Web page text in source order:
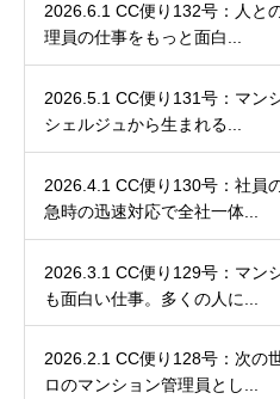
2026.6.1 CC便り132号：人と
理員の仕事をもっと面白...
2026.5.1 CC便り131号：マン
シェルジュから生まれる...
2026.4.1 CC便り130号：社員
急時の迅速対応で全社一体...
2026.3.1 CC便り129号：マン
も面白い仕事。多くの人に...
2026.2.1 CC便り128号：次の
ロのマンション管理員とし...